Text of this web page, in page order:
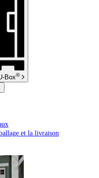
Box®
et la livraison